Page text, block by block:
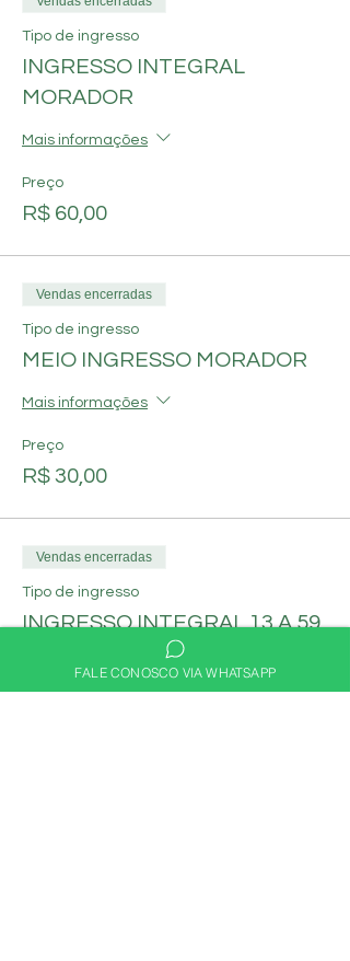
Tipo de ingresso
INGRESSO INTEGRAL
MORADOR
Mais informações
Preço
R$ 60,00
Vendas encerradas
Tipo de ingresso
MEIO INGRESSO MORADOR
Mais informações
Preço
R$ 30,00
Vendas encerradas
Tipo de ingresso
INGRESSO INTEGRAL 13 A 59
Preço
FALE CONOSCO VIA WHATSAPP